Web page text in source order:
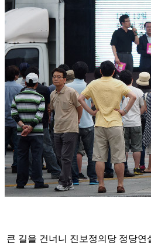
큰 길을 건너니 진보정의당 정당